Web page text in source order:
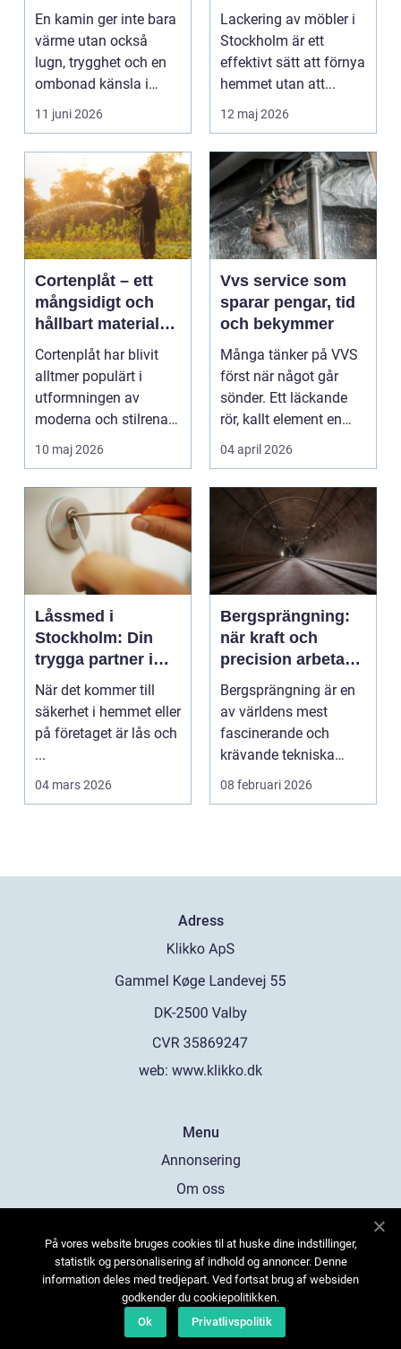
investering
En kamin ger inte bara
värme utan också
lugn, trygghet och en
ombonad känsla i
hemmet. Allt fler hus...
11 juni 2026
hållbart och
snyggt hem
Lackering av möbler i
Stockholm är ett
effektivt sätt att förnya
hemmet utan att...
12 maj 2026
Cortenplåt – ett
mångsidigt och
hållbart material
för din trädgård
Cortenplåt har blivit
alltmer populärt i
utformningen av
moderna och stilrena
trädg&...
10 maj 2026
Vvs service som
sparar pengar, tid
och bekymmer
Många tänker på VVS
först när något går
sönder. Ett läckande
rör, kallt element en
vintermorgon elle...
04 april 2026
Låssmed i
Stockholm: Din
trygga partner i
huvudstaden
När det kommer till
säkerhet i hemmet eller
på företaget är lås och
...
04 mars 2026
Bergsprängning:
när kraft och
precision arbetar
tillsammans
Bergsprängning är en
av världens mest
fascinerande och
krävande tekniska
procedu...
08 februari 2026
Adress
web: www.klikko.dk
Menu
Annonsering
Om oss
Kontakta oss
Sitemap
På vores website bruges cookies til at huske dine indstillinger,
statistik og personalisering af indhold og annoncer. Denne
information deles med tredjepart. Ved fortsat brug af websiden
godkender du cookiepolitikken.
Ok
Privatlivspolitik